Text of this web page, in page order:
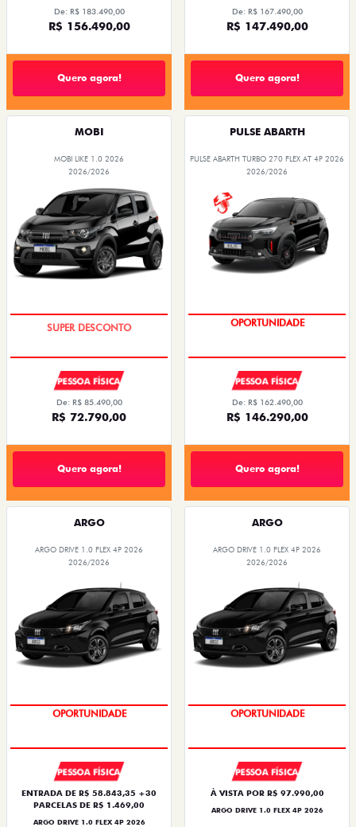
De: R$ 183.490,00
R$ 156.490,00
Quero agora!
De: R$ 167.490,00
R$ 147.490,00
Quero agora!
MOBI
MOBI LIKE 1.0 2026
2026/2026
TAXA ZERO
PESSOA FÍSICA
De: R$ 85.490,00
R$ 72.790,00
Quero agora!
PULSE ABARTH
PULSE ABARTH TURBO 270 FLEX AT 4P 2026
2026/2026
SAIA DE FIAT 0KM
PESSOA FÍSICA
De: R$ 162.490,00
R$ 146.290,00
Quero agora!
ARGO
ARGO DRIVE 1.0 FLEX 4P 2026
2026/2026
BÔNUS DE 6 MIL REAIS
PESSOA FÍSICA
ENTRADA DE R$ 58.843,35 +30
PARCELAS DE R$ 1.469,00
ARGO DRIVE 1.0 FLEX 4P 2026
ARGO
ARGO DRIVE 1.0 FLEX 4P 2026
2026/2026
BÔNUS DE 6 MIL REAIS
PESSOA FÍSICA
À VISTA POR R$ 97.990,00
ARGO DRIVE 1.0 FLEX 4P 2026